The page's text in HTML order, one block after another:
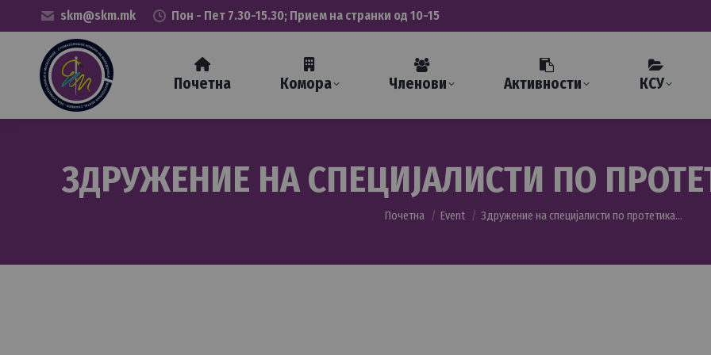
skm@skm.mk Пон - Пет 7.30-15.30; Прием на странки од 10-15
Почетна Комора Членови Активности КСУ
ЗДРУЖЕНИЕ НА СПЕЦИЈАЛИСТИ ПО
You are here:
Почетна Event Здружение на специјалисти по протетика…